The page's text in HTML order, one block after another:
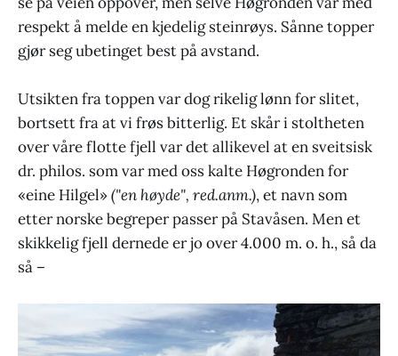
respekt å melde en kjedelig steinrøys. Sånne topper
gjør seg ubetinget best på avstand.
Utsikten fra toppen var dog rikelig lønn for slitet,
bortsett fra at vi frøs bitterlig. Et skår i stoltheten
over våre flotte fjell var det allikevel at en sveitsisk
dr. philos. som var med oss kalte Høgronden for
«eine Hilgel»("en høyde", red.anm.), et navn som
etter norske begreper passer på Stavåsen. Men et
skikkelig fjell dernede er jo over 4.000 m. o. h., så da
så –